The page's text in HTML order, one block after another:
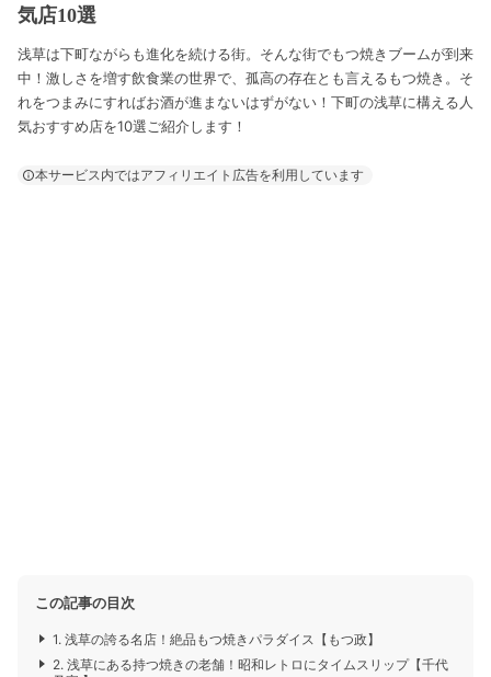
気店10選
浅草は下町ながらも進化を続ける街。そんな街でもつ焼きブームが到来
中！激しさを増す飲食業の世界で、孤高の存在とも言えるもつ焼き。そ
れをつまみにすればお酒が進まないはずがない！下町の浅草に構える人
気おすすめ店を10選ご紹介します！
本サービス内ではアフィリエイト広告を利用しています
この記事の目次
1. 浅草の誇る名店！絶品もつ焼きパラダイス【もつ政】
2. 浅草にある持つ焼きの老舗！昭和レトロにタイムスリップ【千代